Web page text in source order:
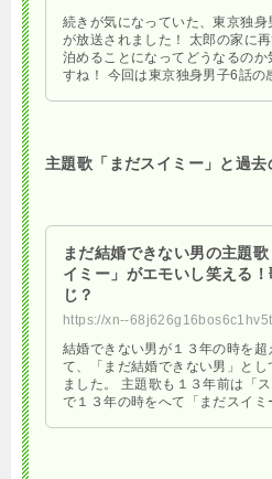
続きが気になっていた、東京独身
が放送されました！ 太郎の家に
泊めることになってどうなるのか
すね！ 今回は東京独身男子6話の
主題歌「まだスイミー」と過
まだ結婚できない男の主題
イミー」がエモいし笑える！
じ？
https://xn--
結婚できない男が１３年の時を超
て、「まだ結婚できない男」とし
ました。 主題歌も１３年前は「ス
で１３年の時をへて「まだスイミ